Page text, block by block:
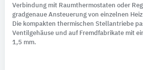
Verbindung mit Raumthermostaten oder
gradgenaue Ansteuerung von einzelnen
Die kompakten thermischen Stellantriebe
Ventilgehäuse und auf Fremdfabrikate mit
1,5 mm.